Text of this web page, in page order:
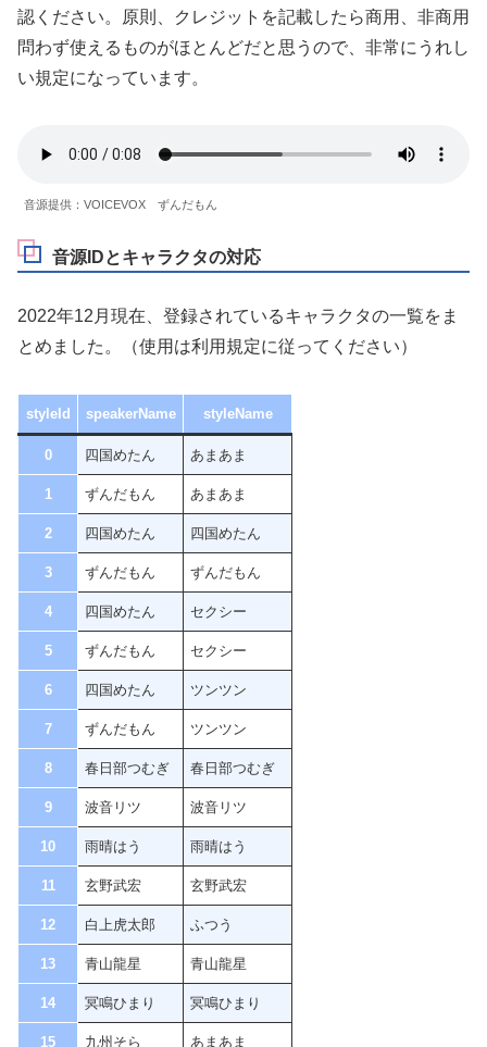
認ください。原則、クレジットを記載したら商用、非商用
問わず使えるものがほとんどだと思うので、非常にうれし
い規定になっています。
音源提供：VOICEVOX ずんだもん
音源IDとキャラクタの対応
2022年12月現在、登録されているキャラクタの一覧をま
とめました。（使用は利用規定に従ってください）
styleId speakerName styleName
0 四国めたん あまあま
1 ずんだもん あまあま
2 四国めたん 四国めたん
3 ずんだもん ずんだもん
4 四国めたん セクシー
5 ずんだもん セクシー
6 四国めたん ツンツン
7 ずんだもん ツンツン
8 春日部つむぎ 春日部つむぎ
9 波音リツ 波音リツ
10 雨晴はう 雨晴はう
11 玄野武宏 玄野武宏
12 白上虎太郎 ふつう
13 青山龍星 青山龍星
14 冥鳴ひまり 冥鳴ひまり
15 九州そら あまあま